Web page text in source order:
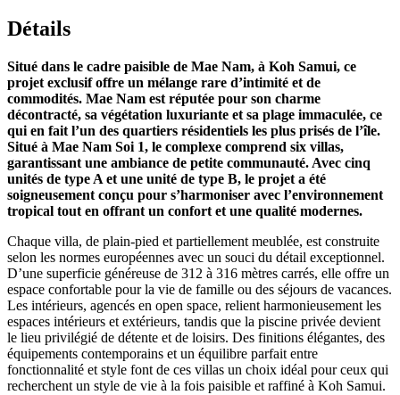
Détails
Situé dans le cadre paisible de Mae Nam, à Koh Samui, ce
projet exclusif offre un mélange rare d’intimité et de
commodités. Mae Nam est réputée pour son charme
décontracté, sa végétation luxuriante et sa plage immaculée, ce
qui en fait l’un des quartiers résidentiels les plus prisés de l’île.
Situé à Mae Nam Soi 1, le complexe comprend six villas,
garantissant une ambiance de petite communauté. Avec cinq
unités de type A et une unité de type B, le projet a été
soigneusement conçu pour s’harmoniser avec l’environnement
tropical tout en offrant un confort et une qualité modernes.
Chaque villa, de plain-pied et partiellement meublée, est construite
selon les normes européennes avec un souci du détail exceptionnel.
D’une superficie généreuse de 312 à 316 mètres carrés, elle offre un
espace confortable pour la vie de famille ou des séjours de vacances.
Les intérieurs, agencés en open space, relient harmonieusement les
espaces intérieurs et extérieurs, tandis que la piscine privée devient
le lieu privilégié de détente et de loisirs. Des finitions élégantes, des
équipements contemporains et un équilibre parfait entre
fonctionnalité et style font de ces villas un choix idéal pour ceux qui
recherchent un style de vie à la fois paisible et raffiné à Koh Samui.